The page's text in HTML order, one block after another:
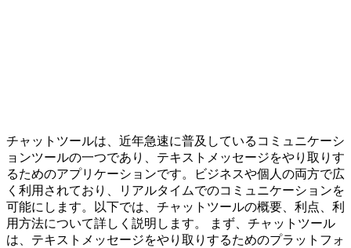
チャットツールは、近年急速に普及しているコミュニケーシ
ョンツールの一つであり、テキストメッセージをやり取りす
るためのアプリケーションです。ビジネスや個人の両方で広
く利用されており、リアルタイムでのコミュニケーションを
可能にします。以下では、チャットツールの概要、利点、利
用方法について詳しく説明します。 まず、チャットツール
は、テキストメッセージをやり取りするためのプラットフォ